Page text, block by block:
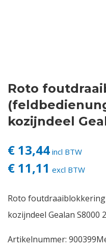
Login
Vacatures
Roto
kozijndeel
€ 13,44 incl BTW
€ 11,11 excl BTW
Roto
kozijndeel Gealan S8000
Artikelnummer: 900399